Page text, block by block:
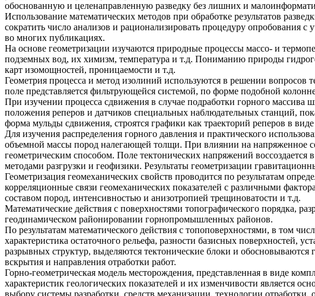
обоснованную и целенаправленную разведку без лишних и
Использование математических методов при обработке результатов
сократить число анализов и рационализировать процедуру опробования
во многих публикациях.
На основе геометризации изучаются природные процессы массо- и
подземных вод, их химизм, температура и т.д. Пониманию природы
карт изомощностей, проницаемости и т.д.
Геометрия процесса и метод изолиний используются в решении вопросов
поле представляется фильтрующейся системой, по форме подобной
При изучении процесса сдвижения в случае подработки горного
положения реперов и датчиков специальных наблюдательных станций,
форма мульды сдвижения, строятся графики как траекторий реперов в
Для изучения распределения горного давления и практического
объемной массы пород налегающей толщи. При влиянии на напряженное
геометрическим способом. Поле тектонических напряжений
методами разгрузки и геофизики. Результаты геометризации
Геометризация геомеханических свойств проводится по результатам
корреляционные связи геомеханических показателей с различными
составом пород, интенсивностью и анизотропией трещиноватости и т.д.
Математические действия с поверхностями топографического порядка,
геодинамическом районировании горнопромышленных районов.
По результатам математического действия с топоповерхностями, в том
характеристика остаточного рельефа, разности базисных поверхностей,
разрывных структур, выделяются тектонические блоки и
вскрытия и направления отработки работ.
Горно-геометрическая модель месторождения, представленная в виде
характеристик геологических показателей и их изменчивости является
выбору системы разработки, средств механизации, технологии